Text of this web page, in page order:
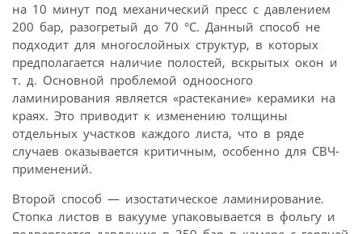
на 10 минут под механический пресс с давлением
200 бар, разогретый до 70 °С. Данный способ не
подходит для многослойных структур, в которых
предполагается наличие полостей, вскрытых окон и
т. д. Основной проблемой одноосного
ламинирования является «растекание» керамики на
краях. Это приводит к изменению толщины
отдельных участков каждого листа, что в ряде
случаев оказывается критичным, особенно для СВЧ-
применений.
Второй способ — изостатическое ламинирование.
Стопка листов в вакууме упаковывается в фольгу и